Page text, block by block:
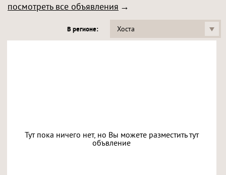
посмотреть все объявления
В регионе: Хоста
Тут пока ничего нет, но Вы можете разместить тут
объвление